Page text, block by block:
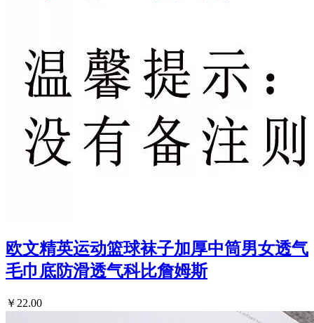
欧文精英运动篮球袜子加厚中筒男女透气
毛巾底防滑透气科比詹姆斯
￥22.00